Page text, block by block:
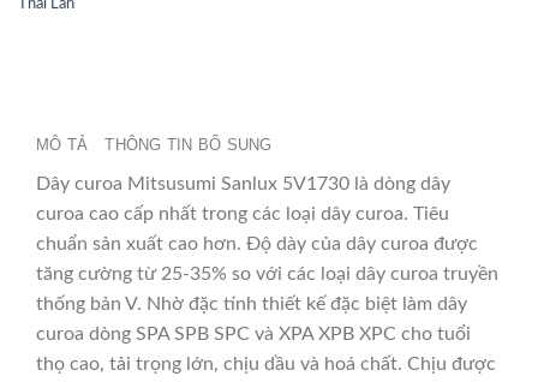
Thái Lan
MÔ TẢ THÔNG TIN BỔ SUNG
Dây curoa Mitsusumi Sanlux 5V1730 là dòng dây
curoa cao cấp nhất trong các loại dây curoa. Tiêu
chuẩn sản xuất cao hơn. Độ dày của dây curoa được
tăng cường từ 25-35% so với các loại dây curoa truyền
thống bản V. Nhờ đặc tính thiết kế đặc biệt làm dây
curoa dòng SPA SPB SPC và XPA XPB XPC cho tuổi
thọ cao, tải trọng lớn, chịu dầu và hoá chất. Chịu được